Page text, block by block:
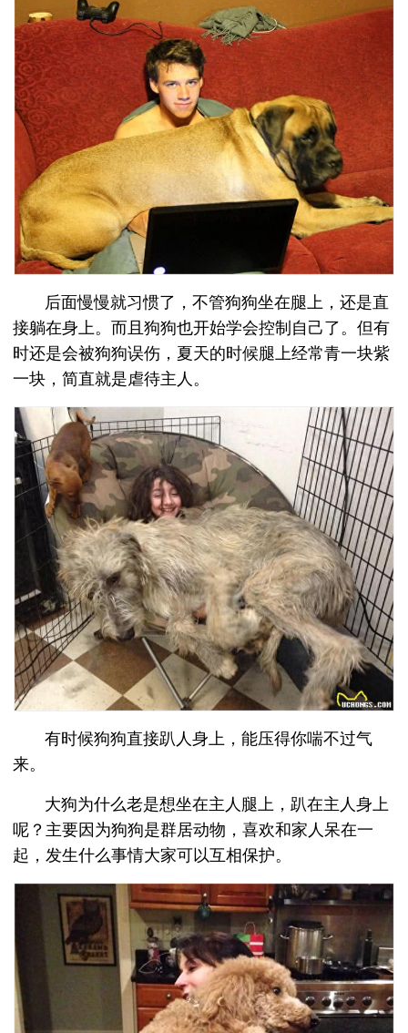
后面慢慢就习惯了，不管狗狗坐在腿上，还是直
接躺在身上。而且狗狗也开始学会控制自己了。但有
时还是会被狗狗误伤，夏天的时候腿上经常青一块紫
一块，简直就是虐待主人。
有时候狗狗直接趴人身上，能压得你喘不过气
来。
大狗为什么老是想坐在主人腿上，趴在主人身上
呢？主要因为狗狗是群居动物，喜欢和家人呆在一
起，发生什么事情大家可以互相保护。